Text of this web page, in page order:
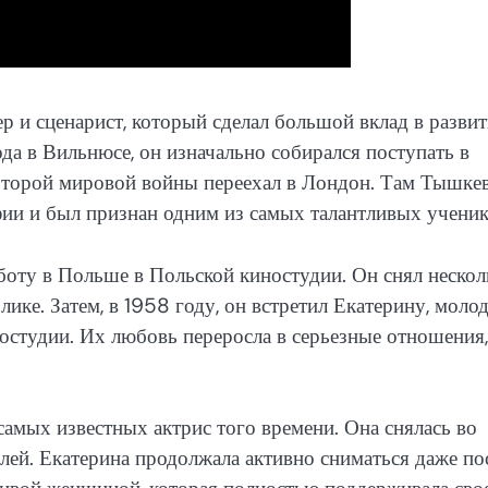
сценарист, который сделал большой вклад в
в Вильнюсе, он изначально собирался поступать в
мировой войны переехал в Лондон. Там
и был признан одним из самых талантливых
в Польше в Польской киностудии. Он снял
Затем, в 1958 году, он встретил Екатерину,
Их любовь переросла в серьезные
известных актрис того времени. Она снялась во
Екатерина продолжала активно сниматься даже